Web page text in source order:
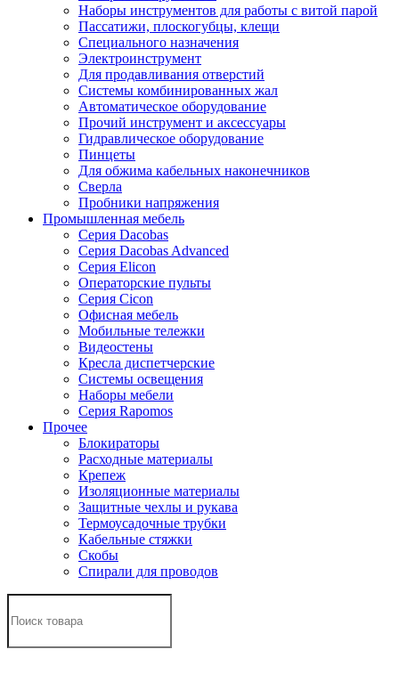
Наборы инструментов для работы с витой парой
Пассатижи, плоскогубцы, клещи
Специального назначения
Электроинструмент
Для продавливания отверстий
Системы комбинированных жал
Автоматическое оборудование
Прочий инструмент и аксессуары
Гидравлическое оборудование
Пинцеты
Для обжима кабельных наконечников
Сверла
Пробники напряжения
Промышленная мебель
Серия Dacobas
Серия Dacobas Advanced
Серия Elicon
Операторские пульты
Серия Cicon
Офисная мебель
Мобильные тележки
Видеостены
Кресла диспетчерские
Системы освещения
Наборы мебели
Серия Rapomos
Прочее
Блокираторы
Расходные материалы
Крепеж
Изоляционные материалы
Защитные чехлы и рукава
Термоусадочные трубки
Кабельные стяжки
Скобы
Спирали для проводов